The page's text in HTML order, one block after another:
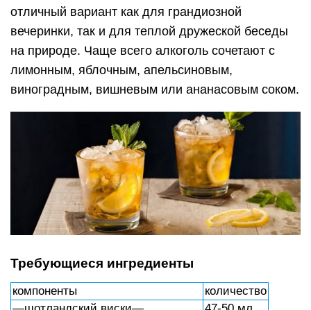
отличный вариант как для грандиозной
вечеринки, так и для теплой дружеской беседы
на природе. Чаще всего алкоголь сочетают с
лимонным, яблочным, апельсиновым,
виноградным, вишневым или ананасовым соком.
Требующиеся ингредиенты
компоненты
количество